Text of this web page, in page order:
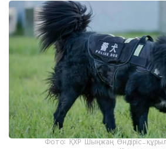
Фото: ҚХР Шыңжаң Өндіріс-